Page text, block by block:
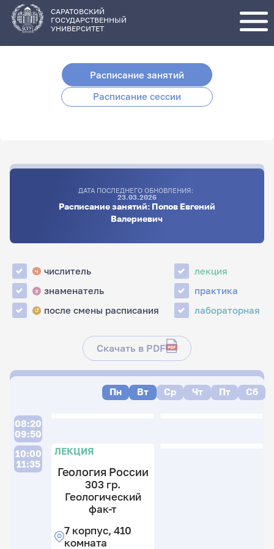
основному
содержанию
САРАТОВСКИЙ
ГОСУДАРСТВЕННЫЙ
УНИВЕРСИТЕТ
Расписание занятий
Расписание сессии
ДАТА ПОСЛЕДНЕГО ОБНОВЛЕНИЯ:
23.03.2026
Расписание занятий: Попов Евгений
Валериевич
ч числитель
з знаменатель
↺ после смены расписания
лекция
практика
лабораторная
Скачать в PDF
Пн Вт Ср Чт Пт Сб
08:20
09:50
10:00
11:35
ЛЕКЦИЯ
Геология России
303 гр.
Геологический
фак-т
7 корпус, 410
комната